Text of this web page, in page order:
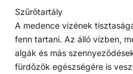
Szűrőtartály
A medence vizének
fenn tartani. Az álló vízben,
algák és más
fürdőzők egészségére is